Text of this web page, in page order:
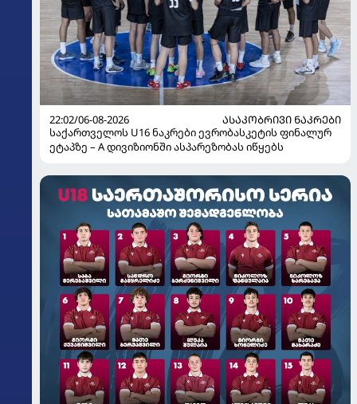
22:02/06-08-2026
ᲐᲡᲐᲙᲝᲑᲠᲘᲕᲘ ᲜᲐᲙᲠᲔᲑᲘ
საქართველოს U16 ნაკრები ევრობასკეტის ფინალურ
ეტაპზე – A დივიზიონში ასპარეზობას იწყებს